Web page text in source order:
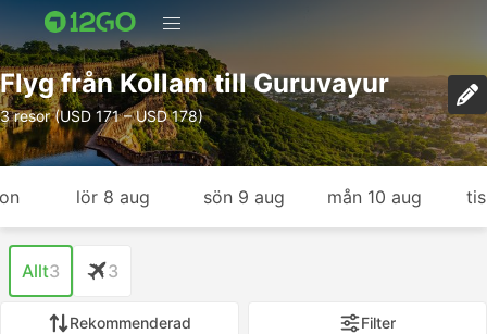
Flyg från Kollam till Guruvayur
3 resor (USD 171 – USD 178)
lör 8 aug sön 9 aug mån 10 aug
Allt3 3
Rekommenderad Filter